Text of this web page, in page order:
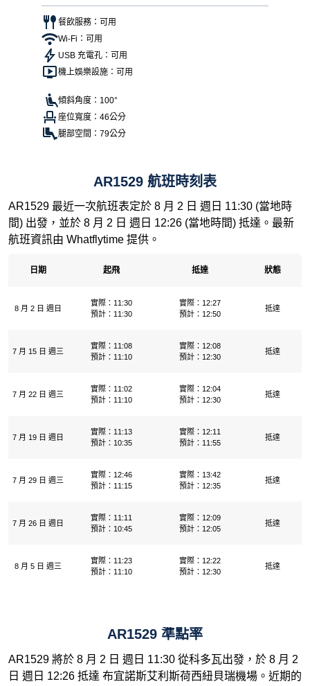
餐飲服務：可用
Wi-Fi：可用
USB 充電孔：可用
機上娛樂設施：可用
傾斜角度：100°
座位寬度：46公分
腿部空間：79公分
AR1529 航班時刻表
AR1529 最近一次航班表定於 8 月 2 日 週日 11:30 (當地時
間) 出發，並於 8 月 2 日 週日 12:26 (當地時間) 抵達。最新
航班資訊由 Whatflytime 提供。
日期 起飛 抵達 狀態
8 月 2 日 週日
實際：11:30
預計：11:30
實際：12:27
預計：12:50
抵達
7 月 15 日 週三
實際：11:08
預計：11:10
實際：12:08
預計：12:30
抵達
7 月 22 日 週三
實際：11:02
預計：11:10
實際：12:04
預計：12:30
抵達
7 月 19 日 週日
實際：11:13
預計：10:35
實際：12:11
預計：11:55
抵達
7 月 29 日 週三
實際：12:46
預計：11:15
實際：13:42
預計：12:35
抵達
7 月 26 日 週日
實際：11:11
預計：10:45
實際：12:09
預計：12:05
抵達
8 月 5 日 週三
實際：11:23
預計：11:10
實際：12:22
預計：12:30
抵達
AR1529 準點率
AR1529 將於 8 月 2 日 週日 11:30 從科多瓦出發，於 8 月 2
日 週日 12:26 抵達 布宜諾斯艾利斯荷西紐貝瑞機場。近期的